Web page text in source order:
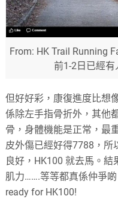
From: HK Trail Running
前1-2日已經
但好好彩，康復進度比想
係除左手指骨折外，其他
骨，身體機能是正常，最
皮外傷已經好得7788，所
良好，HK100 就去馬。結
肌力…….等等都真係仲爭
ready for HK100!